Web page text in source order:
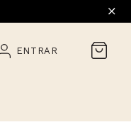
ENTRAR